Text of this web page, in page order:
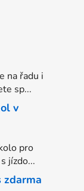
na řadu i
sp...
v
pro
jízdo...
zdarma